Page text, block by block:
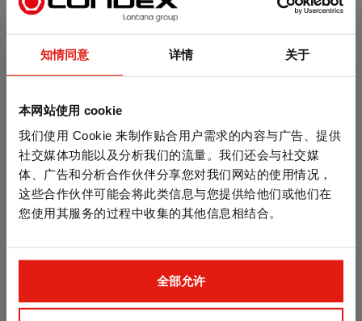
知情同意 详情 关于
本网站使用 cookie
我们使用 Cookie 来制作贴合用户需求的内容与广告、提供
社交媒体功能以及分析我们的流量。我们还会与社交媒
体、广告和分析合作伙伴分享您对我们网站的使用情况，
这些合作伙伴可能会将此类信息与您提供给他们或他们在
您使用其服务的过程中收集的其他信息相结合。
全部允许
有关产品